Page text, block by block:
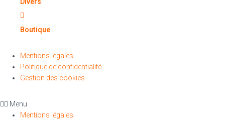
Divers
Boutique
Mentions légales
Politique de confidentialité
Gestion des cookies
Menu
Mentions légales